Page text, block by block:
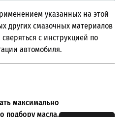
указанных на этой
других смазочных материалов
с инструкцией по
автомобиля.
максимально
подбору масла.